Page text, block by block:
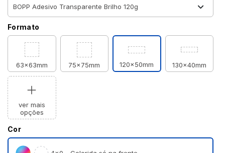
Formato
63x63mm 75x75mm 120x50mm 130x40mm
ver mais
opções
Cor